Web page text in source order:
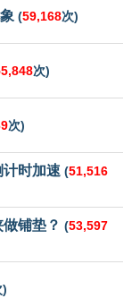
(59,168次)
次)
次)
时加速 (51,516
铺垫？ (53,597
)